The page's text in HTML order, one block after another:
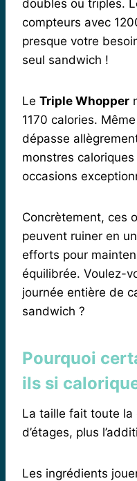
doubles ou triples.
compteurs avec
presque votre
seul sandwich !
Le Triple Whopper
1170 calories.
dépasse
monstres
occasions
Concrètement, ces
peuvent ruiner en
efforts pour
équilibrée. Voulez-
journée entière de
sandwich ?
Pourquoi
ils si
La taille fait toute la
d’étages, plus
Les ingrédients